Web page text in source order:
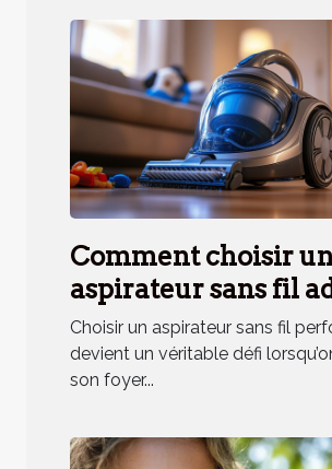
Comment choisir
aspirateur sans fil
aux besoins des
avec animaux ?
Choisir un aspirateur sans fil
devient un véritable défi
son foyer...